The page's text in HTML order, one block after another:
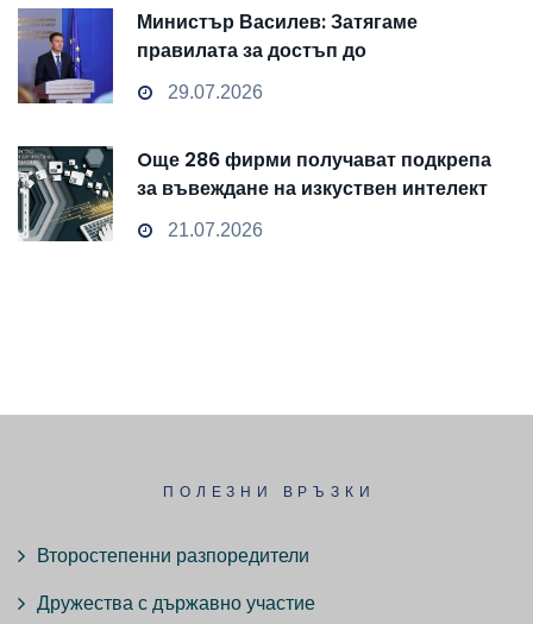
Министър Василев: Затягаме
правилата за достъп до
чувствителни данни
29.07.2026
Oще 286 фирми получават подкрепа
за въвеждане на изкуствен интелект
и облачни технологии
21.07.2026
ПОЛЕЗНИ ВРЪЗКИ
Второстепенни разпоредители
Дружества с държавно участие